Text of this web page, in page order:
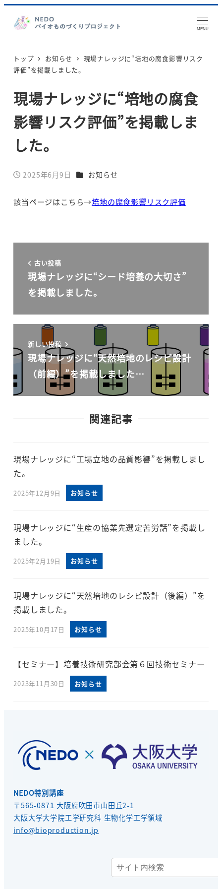
MENU
トップ お知らせ
現場ナレッジに“培地の腐食影響リスク
評価”を掲載しました。
現場ナレッジに“培地の腐食
影響リスク評価”を掲載しま
した。
投稿日
2025年6月9日 カテゴリー
お知らせ
該当ページはこちら→培地の腐食影響リスク評価
古い投稿
現場ナレッジに“シード培養の大切さ”
を掲載しました。
新しい投稿
現場ナレッジに“天然培地のレシピ設計
（前編）”を掲載しました…
関連記事
現場ナレッジに“工場立地の品質影響”を掲載しまし
た。
2025年12月9日 お知らせ
現場ナレッジに“生産の協業先選定苦労話”を掲載し
ました。
2025年2月19日 お知らせ
現場ナレッジに“天然培地のレシピ設計（後編）”を
掲載しました。
2025年10月17日 お知らせ
【セミナー】培養技術研究部会第６回技術セミナー
2023年11月30日 お知らせ
NEDO特別講座
〒565-0871 大阪府吹田市山田丘2-1
大阪大学大学院工学研究科 生物化学工学領域
info@bioproduction.jp
索